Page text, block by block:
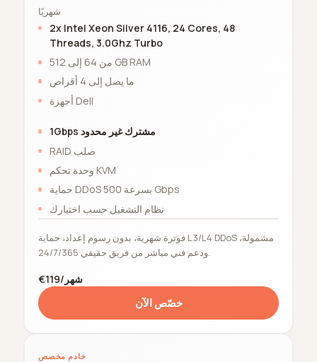
شهريًا
2x Intel Xeon Silver 4116, 24 Cores, 48
Threads, 3.0Ghz Turbo
من 64 إلى 512 GB RAM
ما يصل إلى 4 أقراص
أجهزة Dell
1Gbps مشترك غير محدود
RAID صلب
وحدة تحكم KVM
حماية DDoS بسرعة 500 Gbps
نظام التشغيل حسب اختيارك
فوترة شهرية، بدون رسوم إعداد، حماية L3/L4 DDoS مشمولة،
ودعم فني مباشر من فريق حقيقي 24/7/365.
€119/شهر
خصّص الآن
خادم مخصص